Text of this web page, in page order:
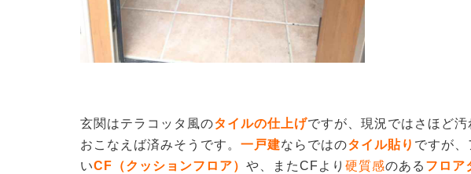
玄関はテラコッタ風のタイルの仕上げですが、現況ではさほど
おこなえば済みそうです。 一戸建ならではのタイル貼り ですが
いCF（クッションフロア） や、またCFより 硬質感のある フロア